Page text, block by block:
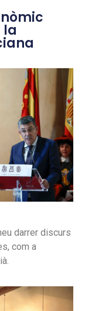
la
darrer discurs
com a